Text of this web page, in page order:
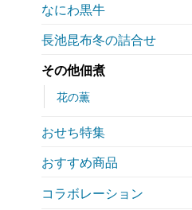
なにわ黒牛
長池昆布冬の詰合せ
その他佃煮
花の薫
おせち特集
おすすめ商品
コラボレーション